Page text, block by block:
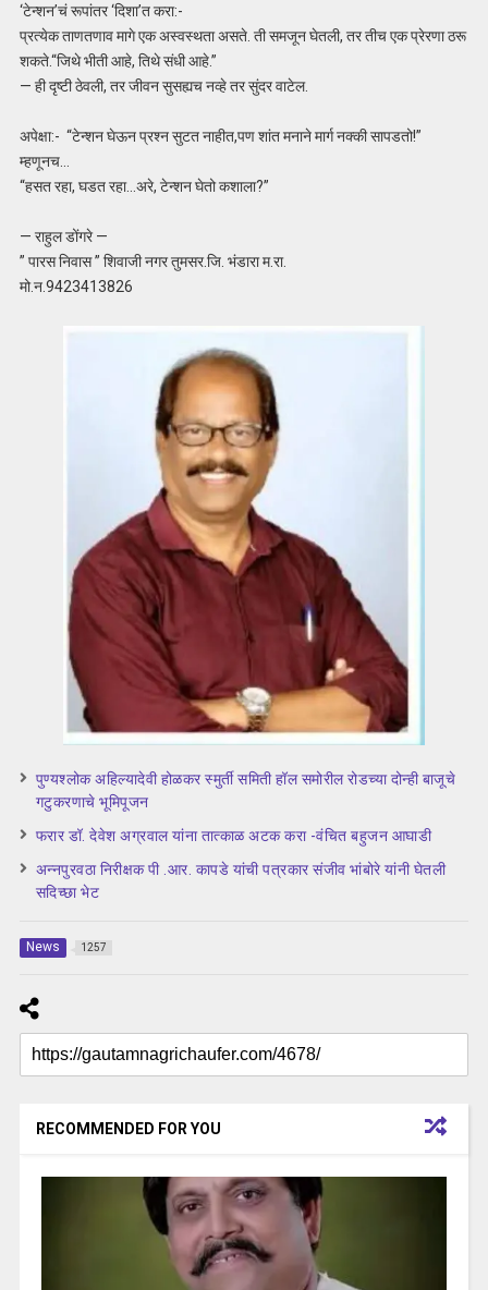
‘टेन्शन’चं रूपांतर ‘दिशा’त करा:-
प्रत्येक ताणतणाव मागे एक अस्वस्थता असते. ती समजून घेतली, तर तीच एक प्रेरणा ठरू
शकते.“जिथे भीती आहे, तिथे संधी आहे.”
— ही दृष्टी ठेवली, तर जीवन सुसह्यच नव्हे तर सुंदर वाटेल.
अपेक्षा:- “टेन्शन घेऊन प्रश्न सुटत नाहीत,पण शांत मनाने मार्ग नक्की सापडतो!”
म्हणूनच…
“हसत रहा, घडत रहा…अरे, टेन्शन घेतो कशाला?”
— राहुल डोंगरे —
” पारस निवास ” शिवाजी नगर तुमसर.जि. भंडारा म.रा.
मो.न.9423413826
पुण्यश्लोक अहिल्यादेवी होळकर स्मुर्ती समिती हॉल समोरील रोडच्या दोन्ही बाजूचे
गटुकरणाचे भूमिपूजन
फरार डॉ. देवेश अग्रवाल यांना तात्काळ अटक करा -वंचित बहुजन आघाडी
अन्नपुरवठा निरीक्षक पी .आर. कापडे यांची पत्रकार संजीव भांबोरे यांनी घेतली
सदिच्छा भेट
News 1257
RECOMMENDED FOR YOU